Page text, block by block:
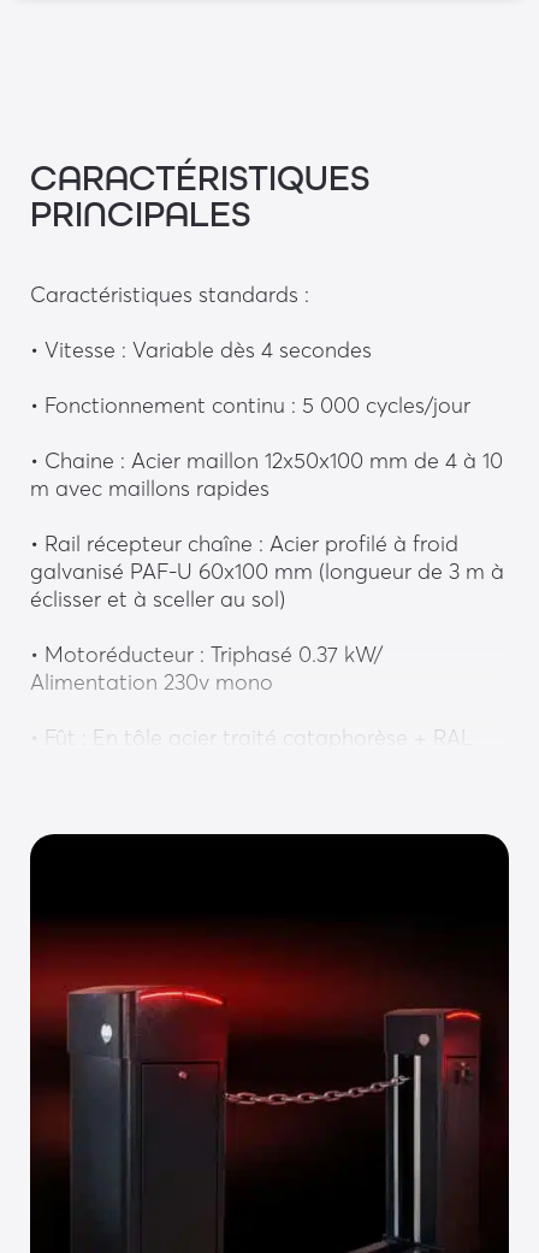
CARACTÉRISTIQUES
PRINCIPALES
Caractéristiques standards :
• Vitesse : Variable dès 4 secondes
• Fonctionnement continu : 5 000 cycles/jour
• Chaine : Acier maillon 12x50x100 mm de 4 à 10
m avec maillons rapides
• Rail récepteur chaîne : Acier profilé à froid
galvanisé PAF-U 60x100 mm (longueur de 3 m à
éclisser et à sceller au sol)
• Motoréducteur : Triphasé 0.37 kW/
Alimentation 230v mono
• Fût : En tôle acier traité cataphorèse + RAL
avec peinture RAL 7016
Alimentation, automate, variateur de fréquence,
SD, RJ45 (Modbus) et limiteur de couple
Equipements optionnels :
Personnalisation :
définir)